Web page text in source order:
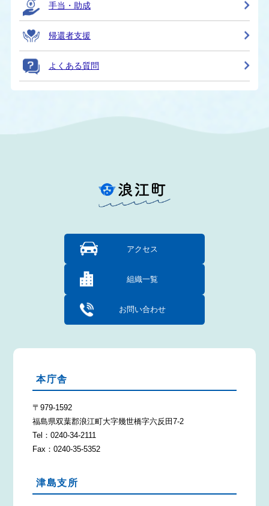
手当・助成
帰還者支援
よくある質問
アクセス
組織一覧
お問い合わせ
本庁舎
〒979-1592
福島県双葉郡浪江町大字幾世橋字六反田7-2
Tel：0240-34-2111
Fax：0240-35-5352
津島支所